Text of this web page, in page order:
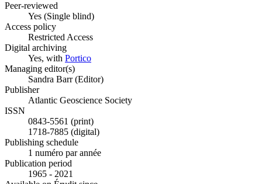
Peer-reviewed
Yes (Single blind)
Access policy
Restricted Access
Digital archiving
Yes, with Portico
Managing editor(s)
Sandra Barr (Editor)
Publisher
Atlantic Geoscience Society
ISSN
0843-5561 (print)
1718-7885 (digital)
Publishing schedule
1 numéro par année
Publication period
1965 - 2021